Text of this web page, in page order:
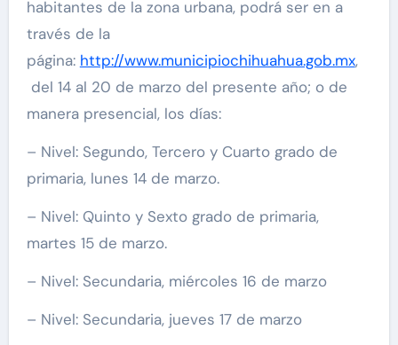
habitantes de la zona urbana, podrá ser en a
través de la
página: http://www.municipiochihuahua.gob.mx,
del 14 al 20 de marzo del presente año; o de
manera presencial, los días:
– Nivel: Segundo, Tercero y Cuarto grado de
primaria, lunes 14 de marzo.
– Nivel: Quinto y Sexto grado de primaria,
martes 15 de marzo.
– Nivel: Secundaria, miércoles 16 de marzo
– Nivel: Secundaria, jueves 17 de marzo